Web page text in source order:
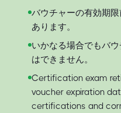
バウチャーの有効期
あります。
いかなる場合でもバ
はできません。
Certification exam
voucher expiration
certifications and